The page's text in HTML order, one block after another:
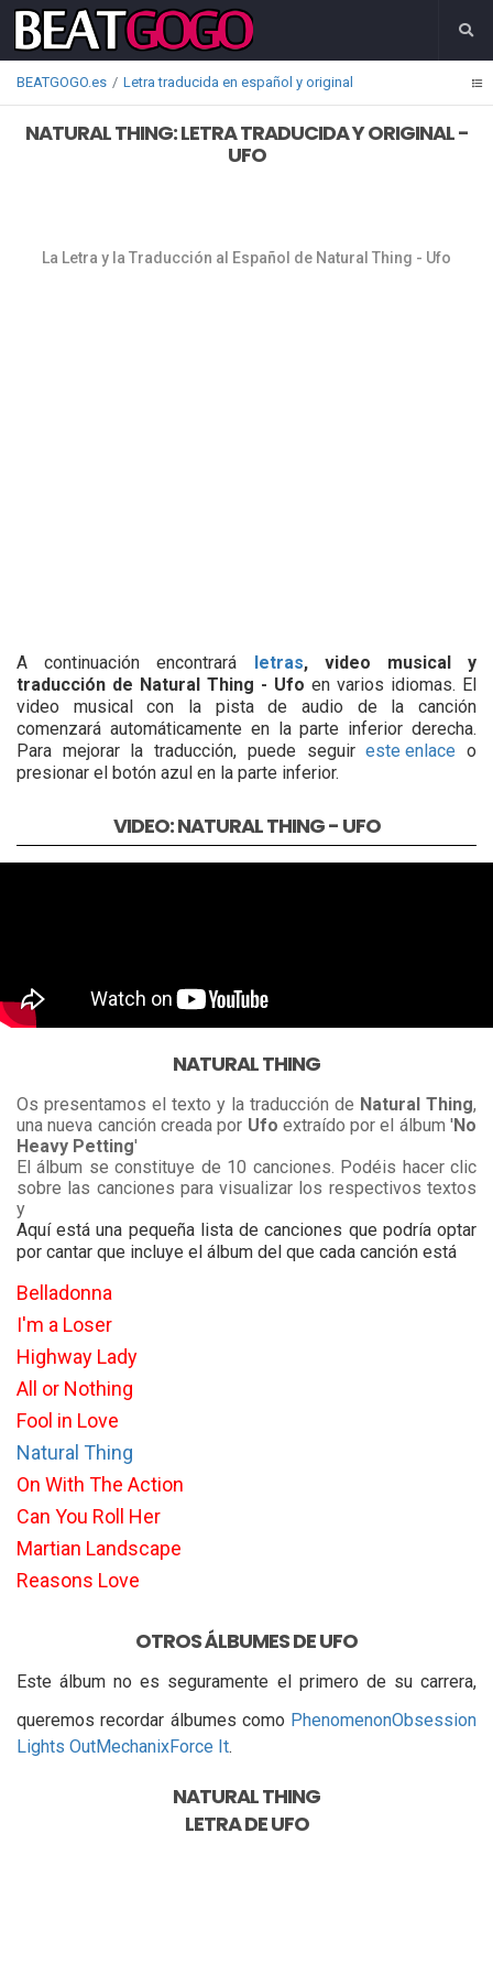
BEATGOGO.es Letra traducida en español y original
NATURAL THING: LETRA TRADUCIDA Y ORIGINAL -
UFO
La Letra y la Traducción al Español de Natural Thing - Ufo
A continuación encontrará letras, video musical y
traducción de Natural Thing - Ufo en varios idiomas. El
video musical con la pista de audio de la canción
comenzará automáticamente en la parte inferior derecha.
Para mejorar la traducción, puede seguireste enlace o
presionar el botón azul en la parte inferior.
VIDEO: NATURAL THING - UFO
NATURAL THING
Os presentamos el texto y la traducción de Natural Thing,
una nueva canción creada por Ufo extraído por el álbum 'No
Heavy Petting'
El álbum se constituye de 10 canciones. Podéis hacer clic
sobre las canciones para visualizar los respectivos textos
y
Aquí está una pequeña lista de canciones que podría optar
por cantar que incluye el álbum del que cada canción está
Belladonna
I'm a Loser
Highway Lady
All or Nothing
Fool in Love
Natural Thing
On With The Action
Can You Roll Her
Martian Landscape
Reasons Love
OTROS ÁLBUMES DE UFO
Este álbum no es seguramente el primero de su carrera,
queremos recordar álbumes como PhenomenonObsession
Lights OutMechanixForce It.
NATURAL THING
LETRA DEUFO